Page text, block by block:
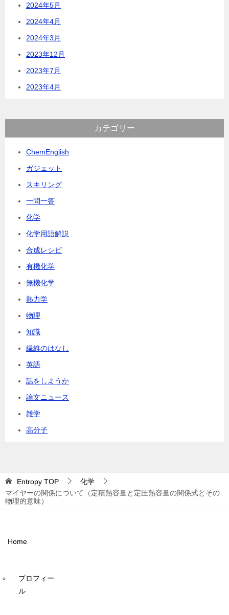
2024年5月
2024年4月
2024年3月
2023年12月
2023年7月
2023年4月
カテゴリー
ChemEnglish
ガジェット
スキリング
一問一答
化学
化学用語解説
合成レシピ
有機化学
無機化学
熱力学
物理
知識
繊維のはなし
英語
話をしようか
論文ニュース
雑学
高分子
Entropy TOP
化学
マイヤーの関係について（定積熱容量と定圧熱容量の関係式とその
物理的意味）
Home
プロフィー
ル